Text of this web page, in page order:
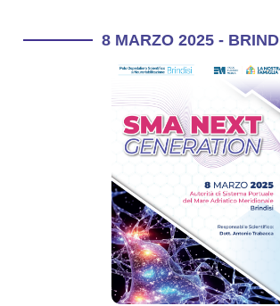
8 MARZO 2025 -